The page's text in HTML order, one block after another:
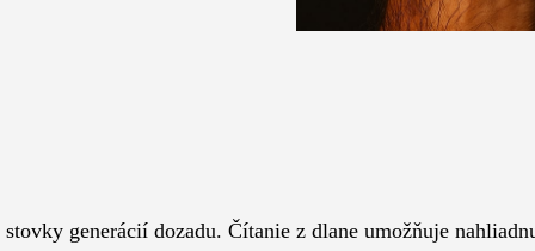
generácií dozadu. Čítanie z dlane umožňuje